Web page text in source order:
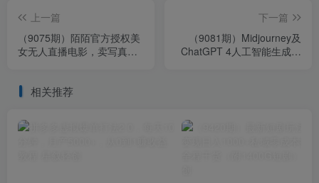
上一篇
（9075期）陌陌官方授权美
女无人直播电影，卖写真日
下一篇
（9081期）Midjourney及
ChatGPT 4人工智能生成艺
相关推荐